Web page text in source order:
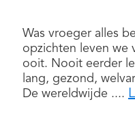
Was vroeger alles
opzichten leven we
ooit. Nooit eerder
lang, gezond,
De wereldwijde ....